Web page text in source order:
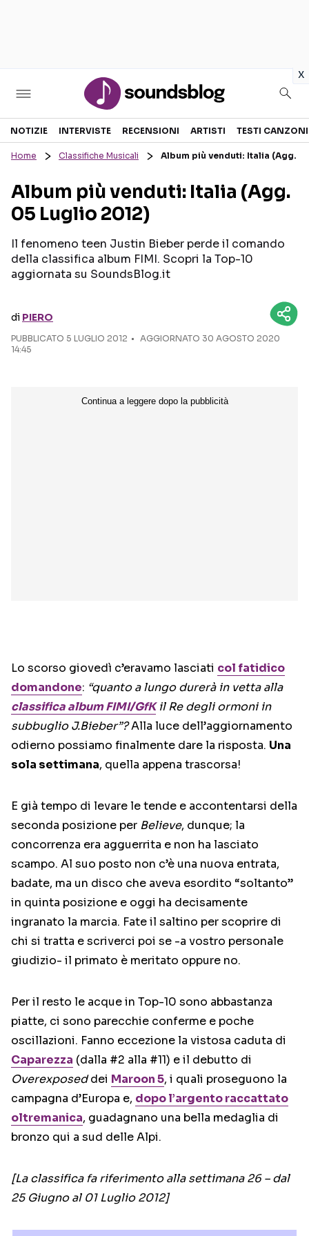
x
Sezioni
RECENSIONI MUSICALI
INTERVISTE
GOSSIP E CURIOSITÀ
TESTI CANZONI
TALENT SHOW
Seguici sui social
NOTIZIE INTERVISTE RECENSIONI ARTISTI TESTI CANZONI
Home Classifiche Musicali Album più venduti: Italia (Agg.
Album più venduti: Italia (Agg.
05 Luglio 2012)
Il fenomeno teen Justin Bieber perde il comando
della classifica album FIMI. Scopri la Top-10
aggiornata su SoundsBlog.it
di PIERO
PUBBLICATO 5 LUGLIO 2012
AGGIORNATO 30 AGOSTO 2020
14:45
Lo scorso giovedì c’eravamo lasciati col fatidico
domandone: “quanto a lungo durerà in vetta alla
classifica album FIMI/GfKil Re degli ormoni in
subbuglio J.Bieber”?Alla luce dell’aggiornamento
odierno possiamo finalmente dare la risposta. Una
sola settimana, quella appena trascorsa!
E già tempo di levare le tende e accontentarsi della
seconda posizione per Believe, dunque; la
concorrenza era agguerrita e non ha lasciato
scampo. Al suo posto non c’è una nuova entrata,
badate, ma un disco che aveva esordito “soltanto”
in quinta posizione e oggi ha decisamente
ingranato la marcia. Fate il saltino per scoprire di
chi si tratta e scriverci poi se -a vostro personale
giudizio- il primato è meritato oppure no.
Per il resto le acque in Top-10 sono abbastanza
piatte, ci sono parecchie conferme e poche
oscillazioni. Fanno eccezione la vistosa caduta di
Caparezza (dalla #2 alla #11) e il debutto di
Overexposeddei Maroon 5, i quali proseguono la
campagna d’Europa e, dopo l’argentoraccattato
oltremanica, guadagnano una bella medaglia di
bronzo qui a sud delle Alpi.
[La classifica fa riferimento alla settimana 26 – dal
25 Giugno al 01 Luglio 2012]